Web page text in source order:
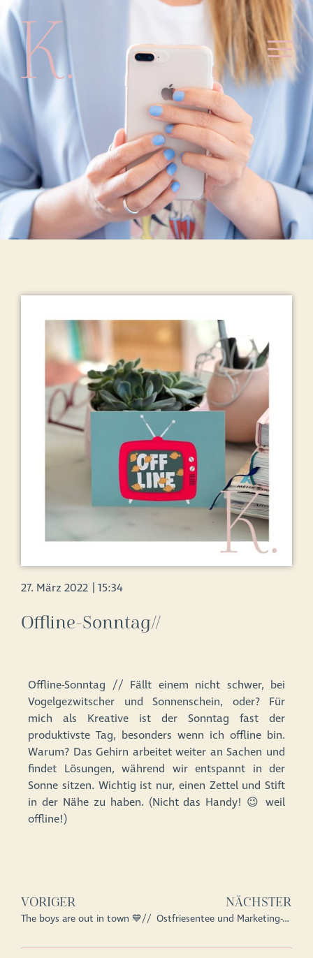
27. März 2022 | 15:34
Offline-Sonntag//
Offline-Sonntag // Fällt einem nicht schwer, bei
Vogelgezwitscher und Sonnenschein, oder? Für
mich als Kreative ist der Sonntag fast der
produktivste Tag, besonders wenn ich offline bin.
Warum? Das Gehirn arbeitet weiter an Sachen und
findet Lösungen, während wir entspannt in der
Sonne sitzen. Wichtig ist nur, einen Zettel und Stift
in der Nähe zu haben. (Nicht das Handy! 😉 weil
offline!)
VORIGER
The boys are out in town 💙//
NÄCHSTER
Ostfriesentee und Marketing-Tipp gefällig? //